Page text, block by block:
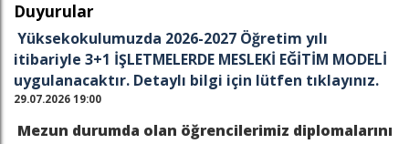
Duyurular
Yüksekokulumuzda 2026-2027 Öğretim yılı
itibariyle 3+1 İŞLETMELERDE MESLEKİ EĞİTİM MODELİ
uygulanacaktır. Detaylı bilgi için lütfen tıklayınız.
29.07.2026 19:00
Mezun durumda olan öğrencilerimiz diplomalarını